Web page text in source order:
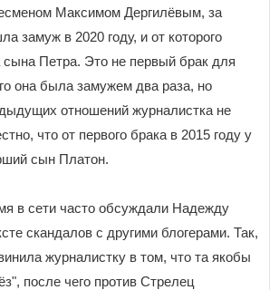
Максимом Дергилёвым, за
замуж в 2020 году, и от которого
сына Петра. Это не первый брак для
она была замужем два раза, но
отношений журналистка не
что от первого брака в 2015 году у
сын Платон.
в сети часто обсуждали Надежду
скандалов с другими блогерами. Так,
журналистку в том, что та якобы
после чего против Стрелец